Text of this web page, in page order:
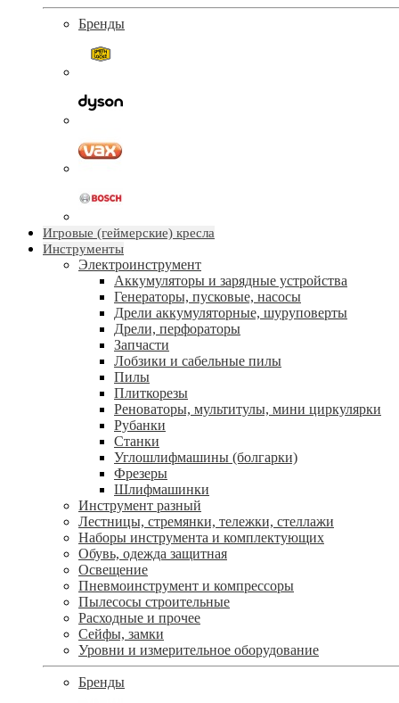
Бренды
Игровые (геймерские) кресла
Инструменты
Электроинструмент
Аккумуляторы и зарядные устройства
Генераторы, пусковые, насосы
Дрели аккумуляторные, шуруповерты
Дрели, перфораторы
Запчасти
Лобзики и сабельные пилы
Пилы
Плиткорезы
Реноваторы, мультитулы, мини циркулярки
Рубанки
Станки
Углошлифмашины (болгарки)
Фрезеры
Шлифмашинки
Инструмент разный
Лестницы, стремянки, тележки, стеллажи
Наборы инструмента и комплектующих
Обувь, одежда защитная
Освещение
Пневмоинструмент и компрессоры
Пылесосы строительные
Расходные и прочее
Сейфы, замки
Уровни и измерительное оборудование
Бренды